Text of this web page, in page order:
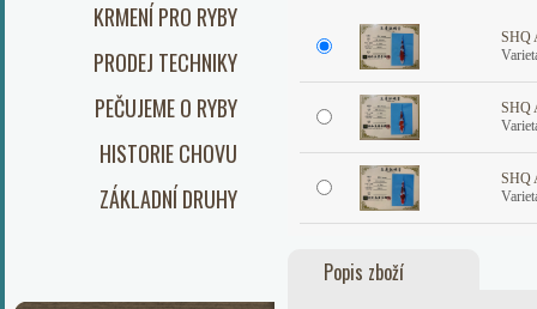
KRMENÍ PRO RYBY
PRODEJ TECHNIKY
PEČUJEME O RYBY
HISTORIE CHOVU
ZÁKLADNÍ DRUHY
SHQ
SHQ
SHQ
Popis zboží